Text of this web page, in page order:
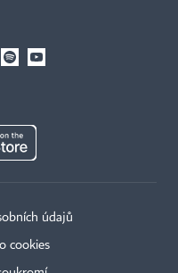
údajů
cookies